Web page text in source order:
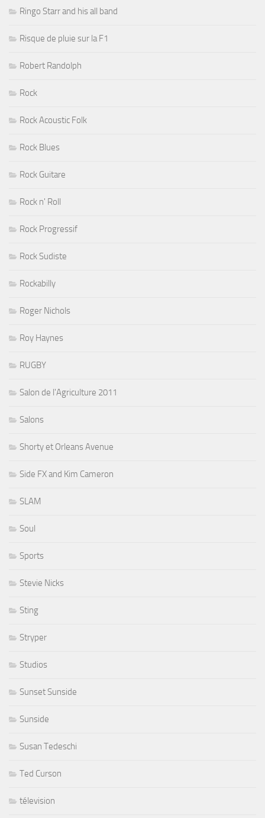
Ringo Starr and his all band
Risque de pluie sur la F1
Robert Randolph
Rock
Rock Acoustic Folk
Rock Blues
Rock Guitare
Rock n' Roll
Rock Progressif
Rock Sudiste
Rockabilly
Roger Nichols
Roy Haynes
RUGBY
Salon de l'Agriculture 2011
Salons
Shorty et Orleans Avenue
Side FX and Kim Cameron
SLAM
Soul
Sports
Stevie Nicks
Sting
Stryper
Studios
Sunset Sunside
Sunside
Susan Tedeschi
Ted Curson
télevision